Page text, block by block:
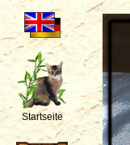
Startseite